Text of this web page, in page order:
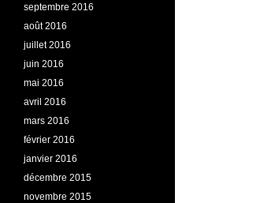
septembre 2016
août 2016
juillet 2016
juin 2016
mai 2016
avril 2016
mars 2016
février 2016
janvier 2016
décembre 2015
novembre 2015